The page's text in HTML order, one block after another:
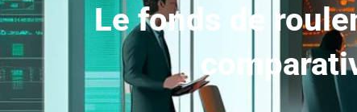
Le fonds de